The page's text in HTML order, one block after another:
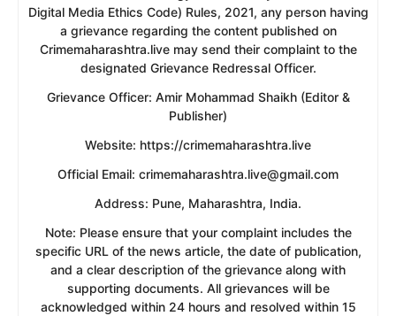
Digital Media Ethics Code) Rules, 2021, any person having
a grievance regarding the content published on
Crimemaharashtra.live may send their complaint to the
designated Grievance Redressal Officer.
​Grievance Officer: Amir Mohammad Shaikh (Editor &
Publisher)
​Website: https://crimemaharashtra.live
​Official Email: crimemaharashtra.live@gmail.com
​Address: Pune, Maharashtra, India.
​Note: Please ensure that your complaint includes the
specific URL of the news article, the date of publication,
and a clear description of the grievance along with
supporting documents. All grievances will be
acknowledged within 24 hours and resolved within 15